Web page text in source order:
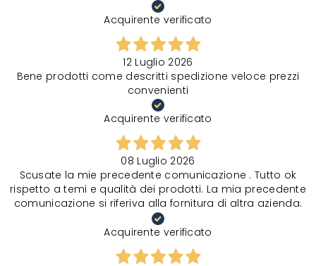
Acquirente verificato
12 Luglio 2026
Bene prodotti come descritti spedizione veloce prezzi
convenienti
Acquirente verificato
08 Luglio 2026
Scusate la mie precedente comunicazione . Tutto ok
rispetto a temi e qualità dei prodotti. La mia precedente
comunicazione si riferiva alla fornitura di altra azienda.
Acquirente verificato